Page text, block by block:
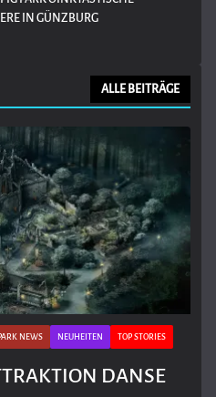
IN GÜNZBURG
ALLE BEITRÄGE
NEWS NEUHEITEN TOP STORIES
DANSE